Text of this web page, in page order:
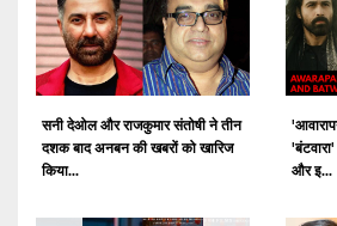
सनी देओल और राजकुमार संतोषी ने तीन
दशक बाद अनबन की खबरों को खारिज
किया...
और इ...